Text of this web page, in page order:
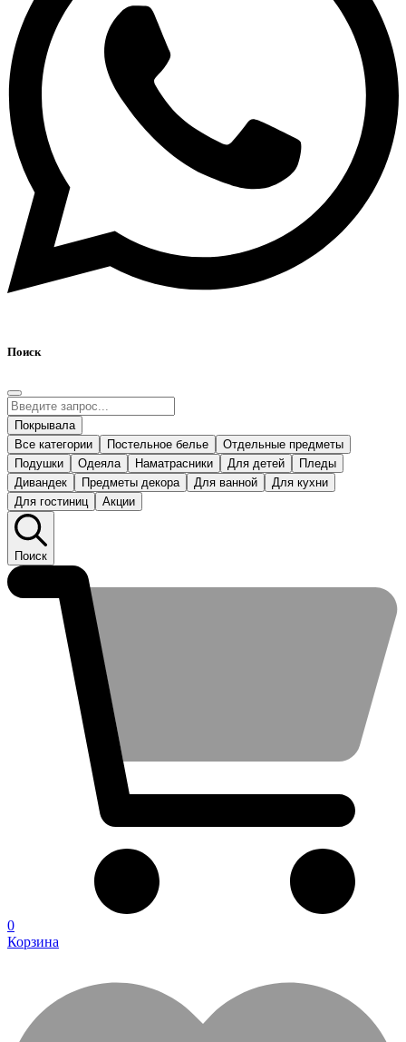
Поиск
Покрывала
Все категории
Постельное белье
Отдельные предметы
Подушки
Одеяла Наматрасники Для детей
Пледы
Дивандек
Предметы декора Для ванной
Для кухни
Для гостиниц
Акции
Поиск
0
Корзина